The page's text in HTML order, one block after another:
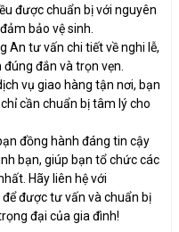
được chuẩn bị với nguyên
bảo vệ sinh.
An tư vấn chi tiết về nghi lễ,
đắn và trọn vẹn.
vụ giao hàng tận nơi, bạn
cần chuẩn bị tâm lý cho
đồng hành đáng tin cậy
bạn, giúp bạn tổ chức các
Hãy liên hệ với
được tư vấn và chuẩn bị
đại của gia đình!